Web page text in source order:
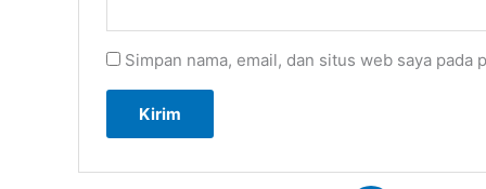
Simpan nama, email, dan situs web saya